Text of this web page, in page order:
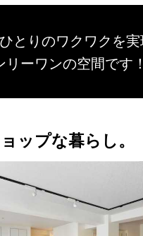
とりのワクワクを実
リーワンの空間です！
ップな暮らし。